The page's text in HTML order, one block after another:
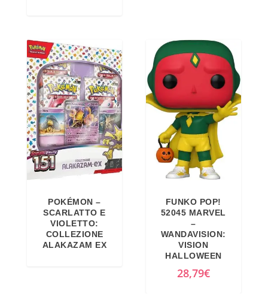
POKÉMON –
SCARLATTO E
VIOLETTO:
COLLEZIONE
ALAKAZAM EX
FUNKO POP!
52045 MARVEL
–
WANDAVISION:
VISION
HALLOWEEN
28,79€